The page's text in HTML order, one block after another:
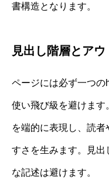
書構造となります。
見出し階層とア
ページには必ず一つの
使い飛び級を避けます
を端的に表現し、読
すさを生みます。見出
な記述は避けます。